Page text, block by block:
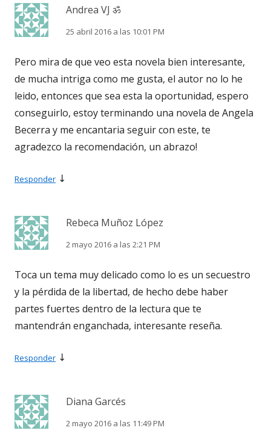
Andrea VJ ॐ
25 abril 2016 a las 10:01 PM
Pero mira de que veo esta novela bien interesante,
de mucha intriga como me gusta, el autor no lo he
leido, entonces que sea esta la oportunidad, espero
conseguirlo, estoy terminando una novela de Angela
Becerra y me encantaria seguir con este, te
agradezco la recomendación, un abrazo!
Responder ↓
Rebeca Muñoz López
2 mayo 2016 a las 2:21 PM
Toca un tema muy delicado como lo es un secuestro
y la pérdida de la libertad, de hecho debe haber
partes fuertes dentro de la lectura que te
mantendrán enganchada, interesante reseña.
Responder ↓
Diana Garcés
2 mayo 2016 a las 11:49 PM